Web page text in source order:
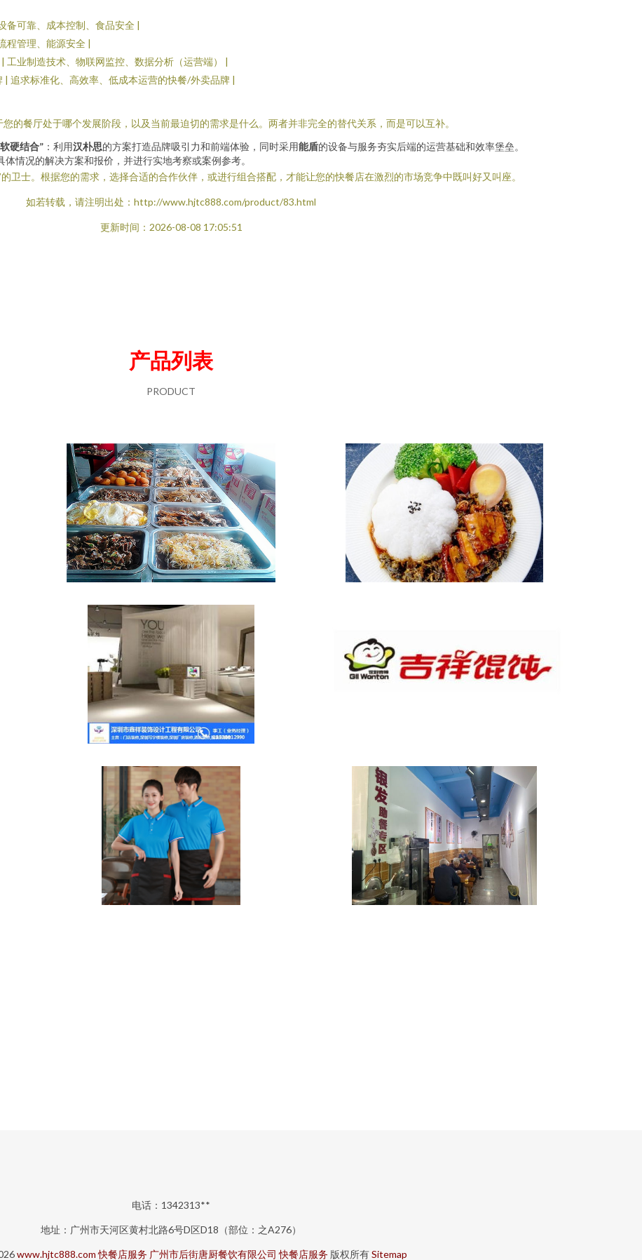
备可靠、成本控制、食品安全 |
程管理、能源安全 |
业制造技术、物联网监控、数据分析（运营端） |
追求标准化、高效率、低成本运营的快餐/外卖品牌 |
的餐厅处于哪个发展阶段，以及当前最迫切的需求是什么。两者并非完全的替代关系，而是可以互补。
硬结合” ：利用汉朴思的方案打造品牌吸引力和前端体验，同时采用能盾的设备与服务夯实后端的运营基础和效率堡垒。
情况的解决方案和报价，并进行实地考察或案例参考。
卫士。根据您的需求，选择合适的合作伙伴，或进行组合搭配，才能让您的快餐店在激烈的市场竞争中既叫好又叫座。
如若转载，请注明出处：http://www.hjtc888.com/product/83.html
更新时间：2026-08-08 17:05:51
产品列表
PRODUCT
电话：1342313**
地址：广州市天河区黄村北路6号D区D18（部位：之A276）
www.hjtc888.com 快餐店服务 广州市后街唐厨餐饮有限公司 快餐店服务 版权所有Sitemap